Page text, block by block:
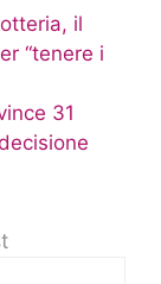
il
“tenere i
31